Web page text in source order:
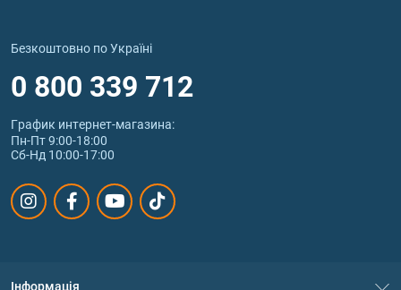
Безкоштовно по Україні
0 800 339 712
График интернет‑магазина:
Пн-Пт 9:00-18:00
Сб-Нд 10:00-17:00
Інформація